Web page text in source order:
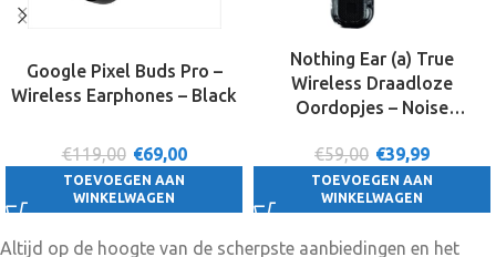
Google Pixel Buds Pro –
Wireless Earphones – Black
€119,00 €69,00
TOEVOEGEN AAN
WINKELWAGEN
Nothing Ear (a) True
Wireless Draadloze
Oordopjes – Noise
€59,00 €39,99
TOEVOEGEN AAN
WINKELWAGEN
Altijd op de hoogte van de scherpste aanbiedingen en het